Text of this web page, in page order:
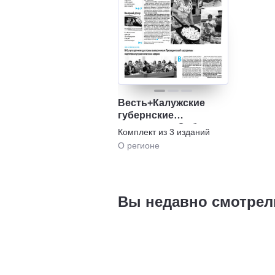
Весть+Калужские
губернские
ведомости+Собрание
нормативных
правовых актов
области
Комплект из 3 изданий
О регионе
Вы недавно